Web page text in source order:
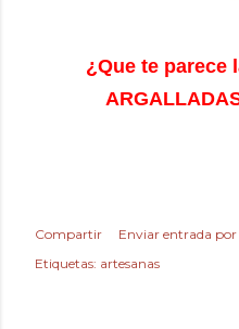
¿Que te parece
Compartir
Enviar entrada
Etiquetas: artesanas